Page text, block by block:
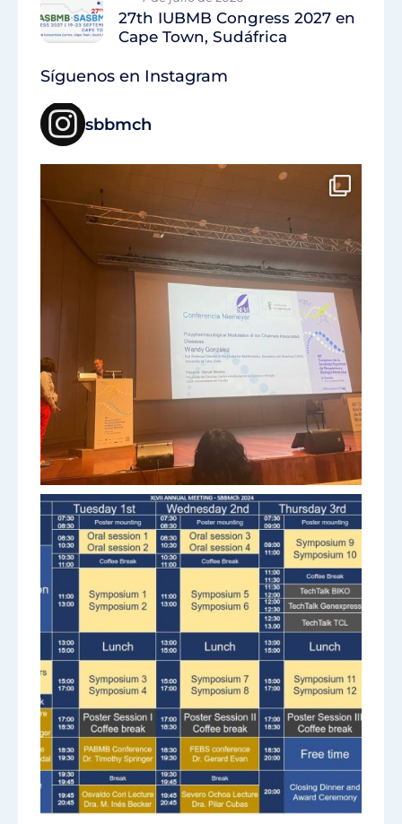
27th IUBMB Congress 2027 en
Cape Town, Sudáfrica
Síguenos en Instagram
sbbmch